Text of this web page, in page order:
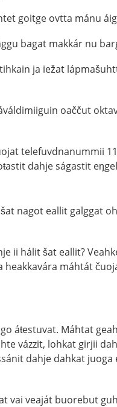
goitge ovtta mánu
bagat makkár nu
ja iežat
oaččut
telefuvdnanummii
dahje ságastit
nagot eallit galggat
ii hálit šat eallit?
heakkavára máhtát
áŧestuvat. Máhtat
vázzit, lohkat girjii
dahje dahkat juoga
vai veaját buorebut